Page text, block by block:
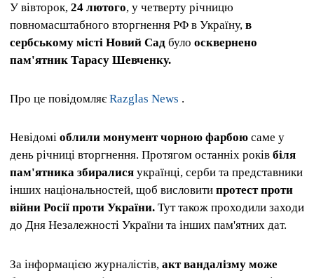
У вівторок, 24 лютого, у четверту річницю
повномасштабного вторгнення РФ в Україну, в
сербському місті Новий Сад було осквернено
пам'ятник Тарасу Шевченку.
Про це повідомляє Razglas News .
Невідомі облили монумент чорною фарбою саме у
день річниці вторгнення. Протягом останніх років біля
пам'ятника збиралися українці, серби та представники
інших національностей, щоб висловити протест проти
війни Росії проти України. Тут також проходили заходи
до Дня Незалежності України та інших пам'ятних дат.
За інформацією журналістів, акт вандалізму може